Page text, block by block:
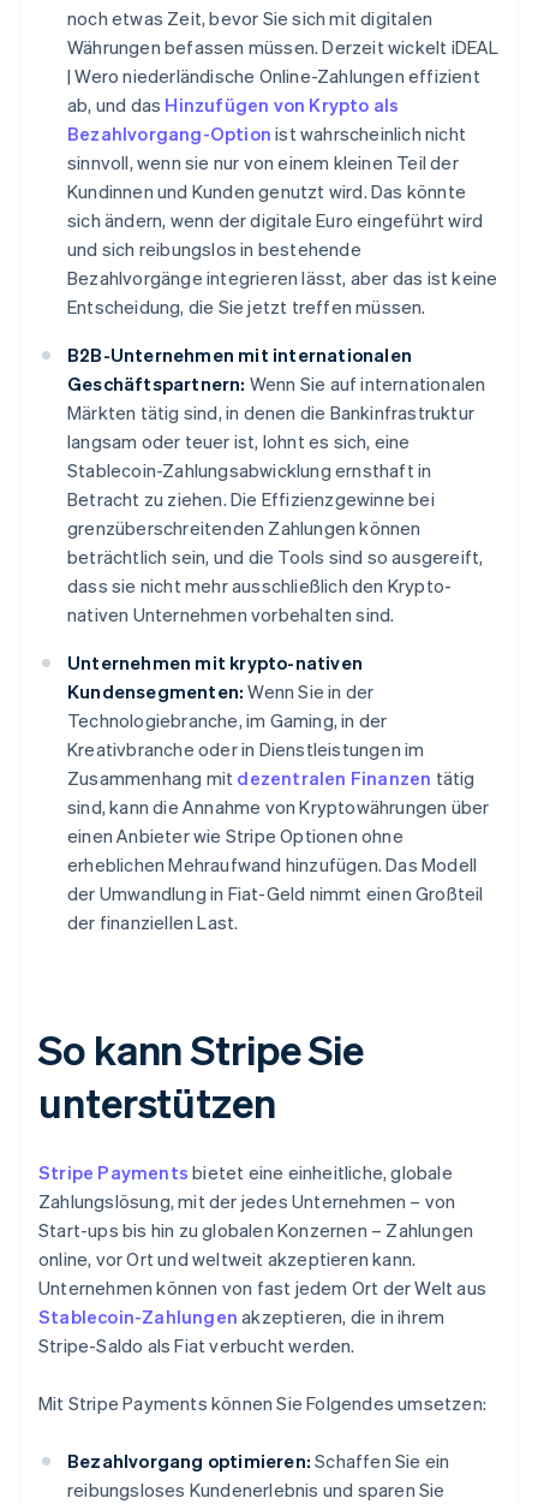
noch etwas Zeit, bevor Sie sich mit digitalen
Währungen befassen müssen. Derzeit wickelt iDEAL
| Wero niederländische Online-Zahlungen effizient
ab, und das Hinzufügen von Krypto als
Bezahlvorgang-Option ist wahrscheinlich nicht
sinnvoll, wenn sie nur von einem kleinen Teil der
Kundinnen und Kunden genutzt wird. Das könnte
sich ändern, wenn der digitale Euro eingeführt wird
und sich reibungslos in bestehende
Bezahlvorgänge integrieren lässt, aber das ist keine
Entscheidung, die Sie jetzt treffen müssen.
B2B-Unternehmen mit internationalen
Geschäftspartnern: Wenn Sie auf internationalen
Märkten tätig sind, in denen die Bankinfrastruktur
langsam oder teuer ist, lohnt es sich, eine
Stablecoin-Zahlungsabwicklung ernsthaft in
Betracht zu ziehen. Die Effizienzgewinne bei
grenzüberschreitenden Zahlungen können
beträchtlich sein, und die Tools sind so ausgereift,
dass sie nicht mehr ausschließlich den Krypto-
nativen Unternehmen vorbehalten sind.
Unternehmen mit krypto-nativen
Kundensegmenten: Wenn Sie in der
Technologiebranche, im Gaming, in der
Kreativbranche oder in Dienstleistungen im
Zusammenhang mit dezentralen Finanzen tätig
sind, kann die Annahme von Kryptowährungen über
einen Anbieter wie Stripe Optionen ohne
erheblichen Mehraufwand hinzufügen. Das Modell
der Umwandlung in Fiat-Geld nimmt einen Großteil
der finanziellen Last.
So kann Stripe Sie
unterstützen
Stripe Payments bietet eine einheitliche, globale
Zahlungslösung, mit der jedes Unternehmen – von
Start-ups bis hin zu globalen Konzernen – Zahlungen
online, vor Ort und weltweit akzeptieren kann.
Unternehmen können von fast jedem Ort der Welt aus
Stablecoin-Zahlungen akzeptieren, die in ihrem
Stripe-Saldo als Fiat verbucht werden.
Mit Stripe Payments können Sie Folgendes umsetzen:
Bezahlvorgang optimieren: Schaffen Sie ein
reibungsloses Kundenerlebnis und sparen Sie